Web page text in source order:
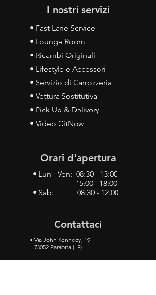
I nostri servizi
• Fast Lane Service
• Lounge Room
• Ricambi Originali
• Lifestyle e Accessori
• Servizio di Carrozzeria
• Vettura Sostitutiva
• Pick Up & Delivery
• Video CitNow
Orari d'apertura
• Lun - Ven: 08:30 - 13:00
15:00 - 18:00
• Sab: 08:30 - 12:00
Contattaci
• Via John Kennedy, 19
73052 Parabita (LE)
• Tel:0833 50 93 30